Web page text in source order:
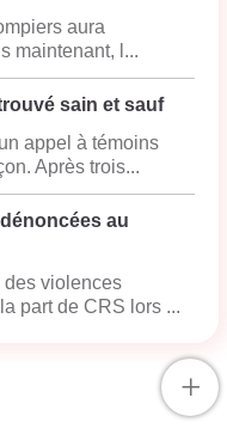
aura
maintenant, l...
sain et sauf
appel à témoins
Après trois...
au
des violences
part de CRS lors ...
+